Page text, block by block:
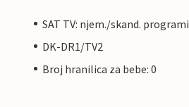
SAT TV: njem./skand. programi
DK-DR1/TV2
Broj hranilica za bebe: 0